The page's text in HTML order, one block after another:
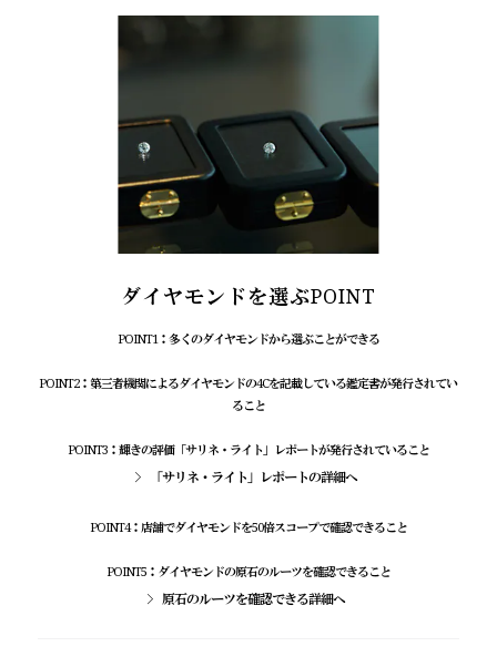
ダイヤモンドを選ぶPOINT
POINT1：多くのダイヤモンドから選ぶことができる
POINT2：第三者機関によるダイヤモンドの4Cを記載している鑑定書が発行されてい
ること
POINT3：輝きの評価「サリネ・ライト」レポートが発行されていること
「サリネ・ライト」レポートの詳細へ
POINT4：店舗でダイヤモンドを50倍スコープで確認できること
POINT5：ダイヤモンドの原石のルーツを確認できること
原石のルーツを確認できる詳細へ